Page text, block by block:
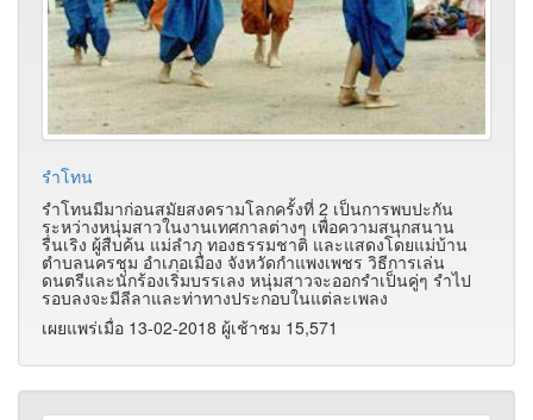
รำโทน
รำโทนมีมาก่อนสมัยสงครามโลกครั้งที่ 2 เป็นการพบปะกัน
ระหว่างหนุ่มสาวในงานเทศกาลต่างๆ เพื่อความสนุกสนาน
รื่นเริง ผู้สืบค้น แม่ลำภุ ทองธรรมชาติ และแสดงโดยแม่บ้าน
ตำบลนครชุม อำเภอเมือง จังหวัดกำแพงเพชร วิธีการเล่น
ดนตรีและนักร้องเริ่มบรรเลง หนุ่มสาวจะออกรำเป็นคู่ๆ รำไป
รอบลงจะมีลีลาและท่าทางประกอบในแต่ละเพลง
เผยแพร่เมื่อ 13-02-2018 ผู้เช้าชม 15,571